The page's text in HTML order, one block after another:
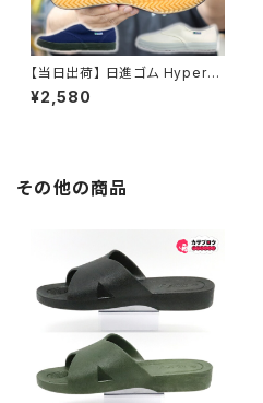
【当日出荷】 日進ゴム HyperV
ハイパーV 足袋 たび たびぐつ
＃1000 滑らない靴 足袋靴 非
¥2,580
その他の商品